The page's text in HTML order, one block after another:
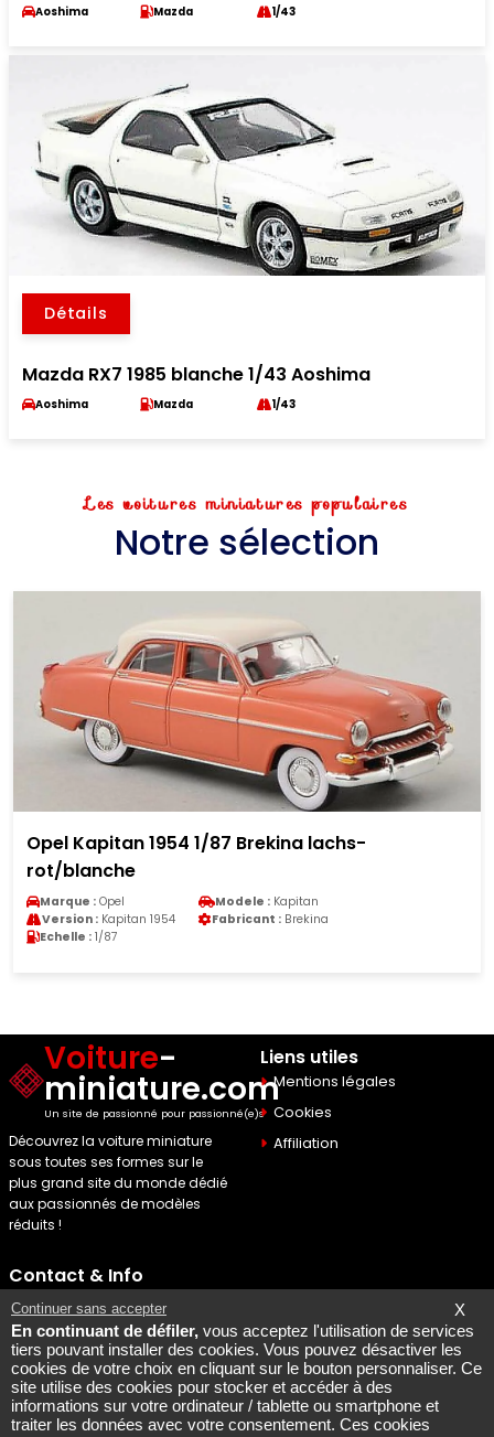
Aoshima Mazda 1/43
Détails
Mazda RX7 1985 blanche 1/43 Aoshima
Aoshima Mazda 1/43
Les voitures miniatures populaires
Notre sélection
Opel Kapitan 1954 1/87 Brekina lachs-
rot/blanche
Marque : Opel Modele : Kapitan
Version : Kapitan 1954 Fabricant : Brekina
Echelle : 1/87
Voiture-
miniature.com
Un site de passionné pour passionné(e)s
Découvrez la voiture miniature
sous toutes ses formes sur le
plus grand site du monde dédié
aux passionnés de modèles
réduits !
Liens utiles
Mentions légales
Cookies
Affiliation
Contact & Info
Maquette Mobylette
SEO parLaurent Bousquet
Page consultee le 2026 08
08
Mais pourquoi le KI87 2026
X
Continuer sans accepter
En continuant de défiler, vous acceptez l'utilisation de services
tiers pouvant installer des cookies. Vous pouvez désactiver les
cookies de votre choix en cliquant sur le bouton personnaliser. Ce
site utilise des cookies pour stocker et accéder à des
informations sur votre ordinateur / tablette ou smartphone et
traiter les données avec votre consentement. Ces cookies